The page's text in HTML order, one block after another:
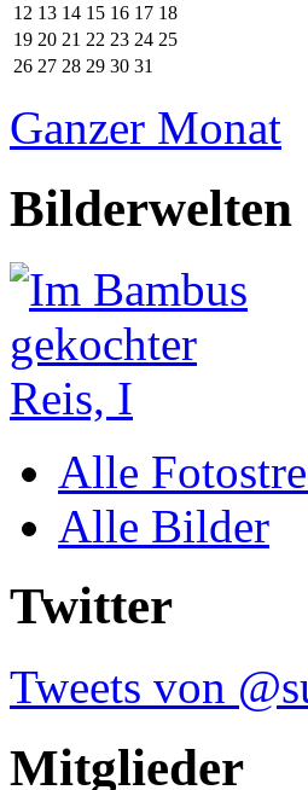
12 13 14 15 16 17 18
19 20 21 22 23 24 25
26 27 28 29 30 31
Ganzer Monat
Bilderwelten
Alle
Alle Bilder
Twitter
Tweets von
Mitglieder